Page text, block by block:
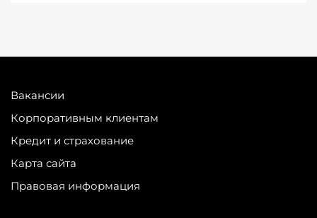
Вакансии
Корпоративным клиентам
Кредит и страхование
Карта сайта
Правовая информация